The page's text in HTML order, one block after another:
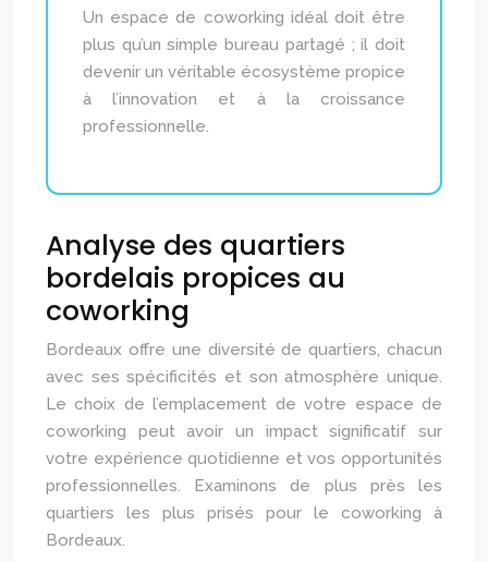
Un espace de coworking idéal doit être
plus qu’un simple bureau partagé ; il doit
devenir un véritable écosystème propice
à l’innovation et à la croissance
professionnelle.
Analyse des quartiers
bordelais propices au
coworking
Bordeaux offre une diversité de quartiers, chacun
avec ses spécificités et son atmosphère unique.
Le choix de l’emplacement de votre espace de
coworking peut avoir un impact significatif sur
votre expérience quotidienne et vos opportunités
professionnelles. Examinons de plus près les
quartiers les plus prisés pour le coworking à
Bordeaux.